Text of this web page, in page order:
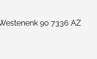
90 7336 AZ